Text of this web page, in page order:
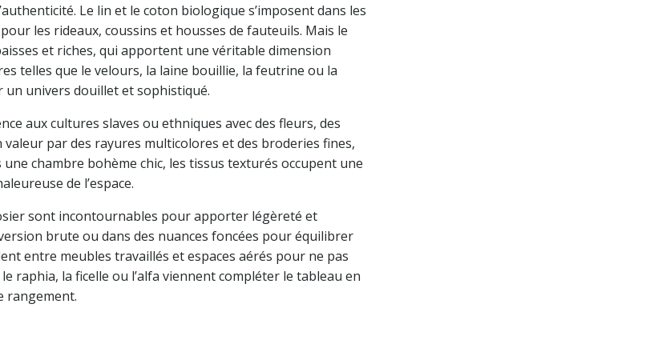
Le lin et le coton biologique s’imposent dans les
les rideaux, coussins et housses de fauteuils. Mais le
et riches, qui apportent une véritable dimension
telles que le velours, la laine bouillie, la feutrine ou la
un univers douillet et sophistiqué.
aux cultures slaves ou ethniques avec des fleurs, des
par des rayures multicolores et des broderies fines,
chambre bohème chic, les tissus texturés occupent une
de l’espace.
sont incontournables pour apporter légèreté et
brute ou dans des nuances foncées pour équilibrer
entre meubles travaillés et espaces aérés pour ne pas
raphia, la ficelle ou l’alfa viennent compléter le tableau en
rangement.